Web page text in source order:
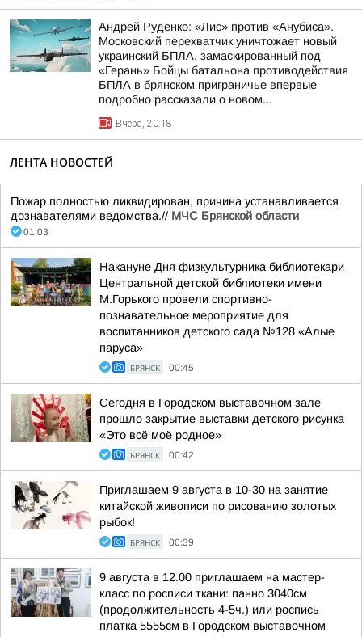
Андрей Руденко: «Лис» против «Анубиса».
Московский перехватчик уничтожает новый
украинский БПЛА, замаскированный под
«Герань» Бойцы батальона противодействия
БПЛА в брянском приграничье впервые
подробно рассказали о новом...
Вчера, 20:18
ЛЕНТА НОВОСТЕЙ
Пожар полностью ликвидирован, причина устанавливается
дознавателями ведомства.// МЧС Брянской области
01:03
Накануне Дня физкультурника библиотекари
Центральной детской библиотеки имени
М.Горького провели спортивно-
познавательное мероприятие для
воспитанников детского сада №128 «Алые
паруса»
БРЯНСК 00:45
Сегодня в Городском выставочном зале
прошло закрытие выставки детского рисунка
«Это всё моё родное»
БРЯНСК 00:42
Приглашаем 9 августа в 10-30 на занятие
китайской живописи по рисованию золотых
рыбок!
БРЯНСК 00:39
9 августа в 12.00 приглашаем на мастер-
класс по росписи ткани: панно 3040см
(продолжительность 4-5ч.) или роспись
платка 5555см в Городском выставочном